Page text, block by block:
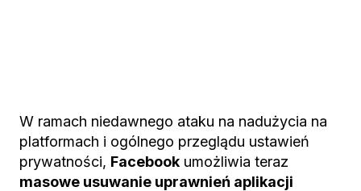
W ramach niedawnego ataku na nadużycia na
platformach i ogólnego przeglądu ustawień
prywatności, Facebook umożliwia teraz
masowe usuwanie uprawnień aplikacji